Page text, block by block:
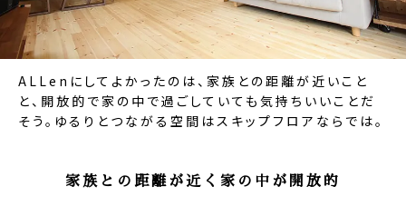
ALLenにしてよかったのは、家族との距離が近いこと
と、開放的で家の中で過ごしていても気持ちいいことだ
そう。ゆるりとつながる空間はスキップフロアならでは。
家族との距離が近く家の中が開放的